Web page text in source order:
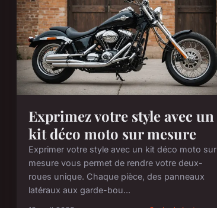
Exprimez votre style avec un
kit déco moto sur mesure
Exprimer votre style avec un kit déco moto sur
mesure vous permet de rendre votre deux-
roues unique. Chaque pièce, des panneaux
latéraux aux garde-bou...